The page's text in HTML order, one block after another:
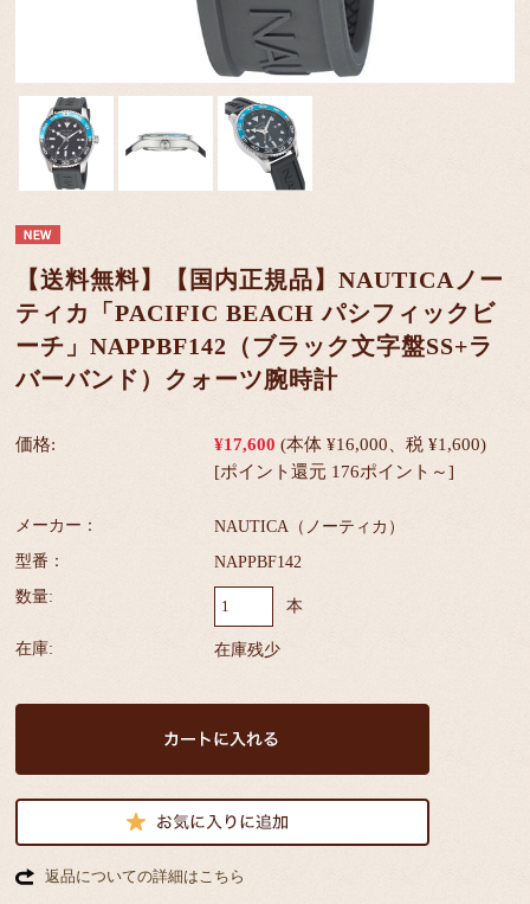
【送料無料】【国内正規品】NAUTICAノー
ティカ「PACIFIC BEACH パシフィックビ
ーチ」NAPPBF142（ブラック文字盤SS+ラ
バーバンド）クォーツ腕時計
価格: ¥17,600 (本体 ¥16,000、税 ¥1,600)
[ポイント還元 176ポイント～]
メーカー：
NAUTICA（ノーティカ）
型番：
NAPPBF142
数量:
本
在庫: 在庫残少
返品についての詳細はこちら